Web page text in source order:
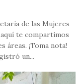
de las Mujeres
te compartimos
áreas. ¡Toma nota!
un...